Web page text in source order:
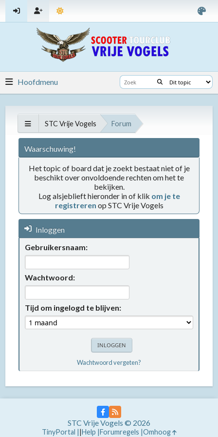
Hoofdmenu
STC Vrije Vogels Forum
Waarschuwing!
Het topic of board dat je zoekt bestaat niet of je
beschikt over onvoldoende rechten om het te
bekijken.
Log alsjeblieft hieronder in of klik om je te
registreren op STC Vrije Vogels
Inloggen
Gebruikersnaam:
Wachtwoord:
Tijd om ingelogd te blijven:
Wachtwoord vergeten?
STC Vrije Vogels © 2026
TinyPortal |Help Forumregels Omhoog